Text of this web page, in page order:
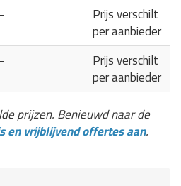
Prijs verschilt
per aanbieder
Prijs verschilt
per aanbieder
prijzen. Benieuwd naar de
en vrijblijvend offertes aan.